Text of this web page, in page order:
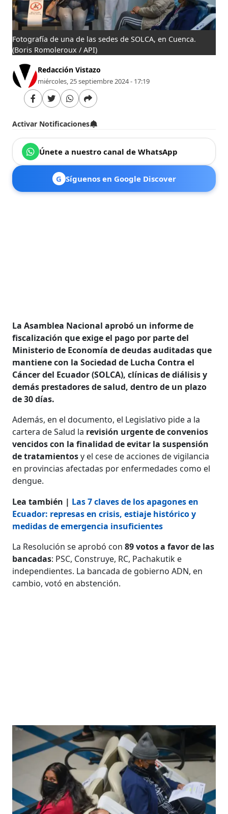
Fotografía de una de las sedes de SOLCA, en Cuenca.
(Boris Romoleroux / API)
Redacción Vistazo
miércoles, 25 septiembre 2024 - 17:19
Activar Notificaciones
Únete a nuestro canal de WhatsApp
G Síguenos en Google Discover
La Asamblea Nacional aprobó un informe de
fiscalización que exige el pago por parte del
Ministerio de Economía de deudas auditadas que
mantiene con la Sociedad de Lucha Contra el
Cáncer del Ecuador (SOLCA), clínicas de diálisis y
demás prestadores de salud, dentro de un plazo
de 30 días.
Además, en el documento, el Legislativo pide a la
cartera de Salud la revisión urgente de convenios
vencidos con la finalidad de evitar la suspensión
de tratamientosy el cese de acciones de vigilancia
en provincias afectadas por enfermedades como el
dengue.
Lea también | Las 7 claves de los apagones en
Ecuador: represas en crisis, estiaje histórico y
medidas de emergencia insuficientes
La Resolución se aprobó con89 votos a favor de las
bancadas: PSC, Construye, RC, Pachakutik e
independientes. La bancada de gobierno ADN, en
cambio, votó en abstención.